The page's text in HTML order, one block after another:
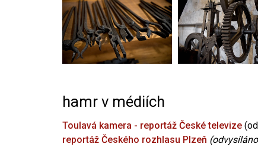
hamr v médiích
Toulavá kamera - reportáž České televize
reportáž Českého rozhlasu Plzeň